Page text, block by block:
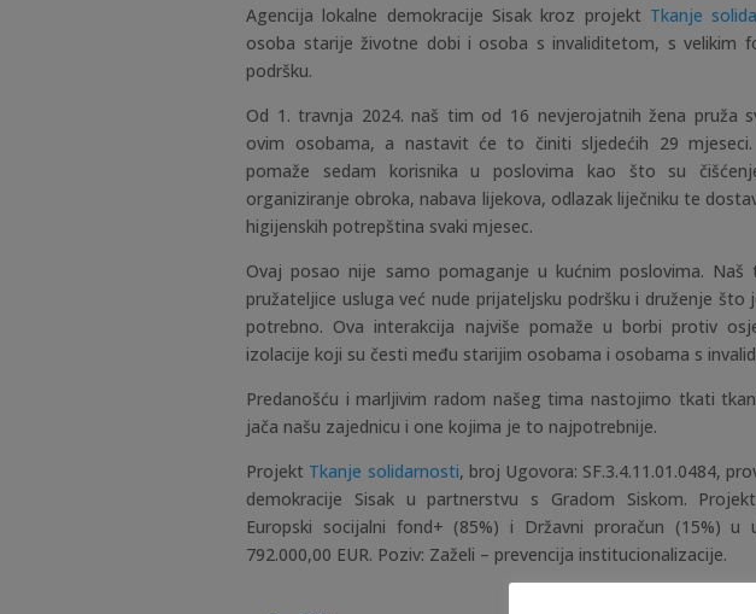
Agencija lokalne demokracije Sisak kroz projekt Tkanje
osoba starije životne dobi i osoba s invaliditetom, s velikim
podršku.
Od 1. travnja 2024. naš tim od 16 nevjerojatnih žena pruža
ovim osobama, a nastavit će to činiti sljedećih 29
pomaže sedam korisnika u poslovima kao što su
organiziranje obroka, nabava lijekova, odlazak liječniku te
higijenskih potrepština svaki mjesec.
Ovaj posao nije samo pomaganje u kućnim poslovima. Naš
pružateljice usluga već nude prijateljsku podršku i druženje što
potrebno. Ova interakcija najviše pomaže u borbi protiv
izolacije koji su česti među starijim osobama i osobama s
Predanošću i marljivim radom našeg tima nastojimo tkati
jača našu zajednicu i one kojima je to najpotrebnije.
Projekt Tkanje solidarnosti, broj Ugovora: SF.3.4.11.01.0484,
demokracije Sisak u partnerstvu s Gradom Siskom.
Europski socijalni fond+ (85%) i Državni proračun (15%) u
792.000,00 EUR. Poziv: Zaželi – prevencija institucionalizacije.